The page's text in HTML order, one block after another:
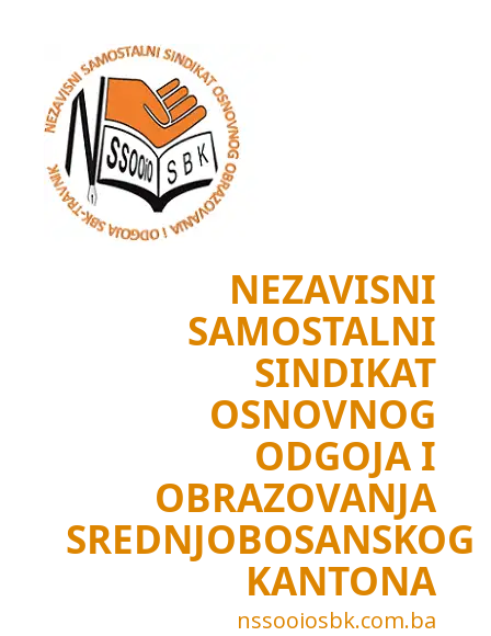
content
NEZAVISNI
SAMOSTALNI
SINDIKAT
OSNOVNOG
ODGOJA I
OBRAZOVANJA
SREDNJOBOSANSKOG
KANTONA
nssooiosbk.com.ba